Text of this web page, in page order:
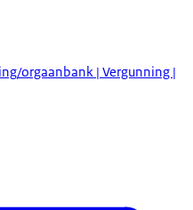
orgaanbank | Vergunning |